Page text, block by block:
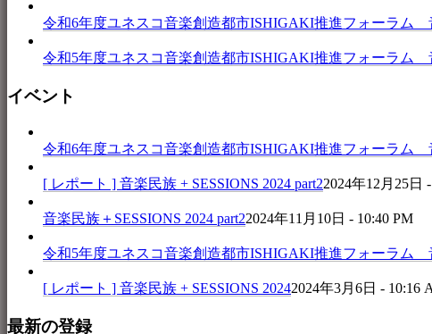
令和6年度ユネスコ音楽創造都市ISHIGAKI推進フォーラム
令和5年度ユネスコ音楽創造都市ISHIGAKI推進フォーラム
イベント
令和6年度ユネスコ音楽創造都市ISHIGAKI推進フォーラム
[ レポート ] 音楽民族 + SESSIONS 2024 part22024年12月25日
音楽民族＋SESSIONS 2024 part22024年11月10日 - 10:40 PM
令和5年度ユネスコ音楽創造都市ISHIGAKI推進フォーラム
[ レポート ] 音楽民族 + SESSIONS 20242024年3月6日 - 10:16
最新の登録